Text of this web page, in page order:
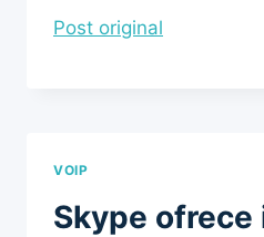
Post original
VOIP
Skype